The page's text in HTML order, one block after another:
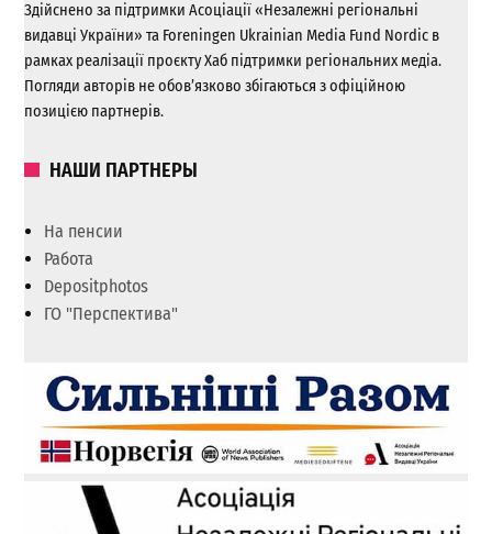
Здійснено за підтримки Асоціації «Незалежні регіональні
видавці України» та Foreningen Ukrainian Media Fund Nordic в
рамках реалізації проєкту Хаб підтримки регіональних медіа.
Погляди авторів не обов’язково збігаються з офіційною
позицією партнерів.
НАШИ ПАРТНЕРЫ
На пенсии
Работа
Depositphotos
ГО "Перспектива"